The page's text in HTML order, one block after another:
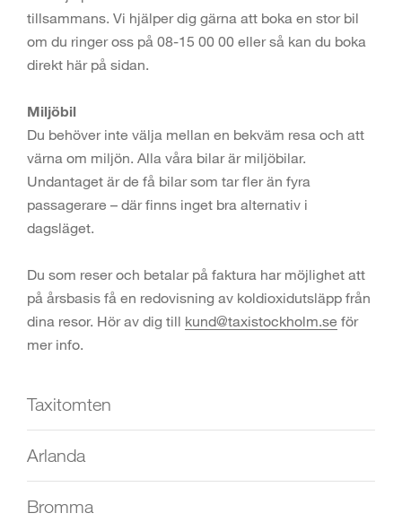
tillsammans. Vi hjälper dig gärna att boka en stor bil
om du ringer oss på 08-15 00 00 eller så kan du boka
direkt här på sidan.
Miljöbil
Du behöver inte välja mellan en bekväm resa och att
värna om miljön. Alla våra bilar är miljöbilar.
Undantaget är de få bilar som tar fler än fyra
passagerare – där finns inget bra alternativ i
dagsläget.
Du som reser och betalar på faktura har möjlighet att
på årsbasis få en redovisning av koldioxidutsläpp från
dina resor. Hör av dig till kund@taxistockholm.se för
mer info.
Taxitomten
Arlanda
Bromma